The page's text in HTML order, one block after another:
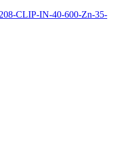
CLIP-IN-40-600-Zn-35-